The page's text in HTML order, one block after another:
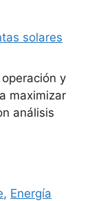
y
maximizar
análisis
, Energía